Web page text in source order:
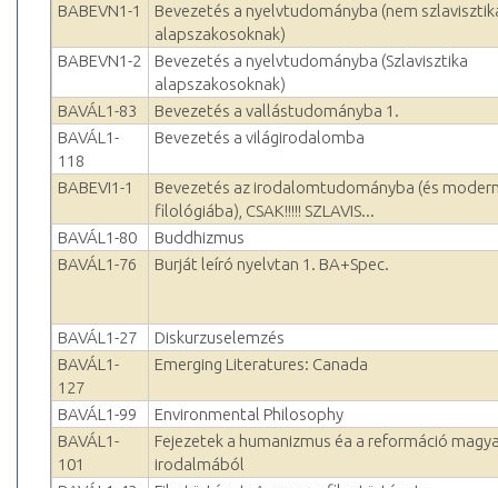
BABEVN1-1
Bevezetés a nyelvtudományba (nem
alapszakosoknak)
BABEVN1-2
Bevezetés a nyelvtudományba (Szlavisztika
alapszakosoknak)
BAVÁL1-83
Bevezetés a vallástudományba 1.
BAVÁL1-
118
Bevezetés a világirodalomba
BABEVI1-1
Bevezetés az irodalomtudományba (és
filológiába), CSAK!!!!! SZLAVIS...
BAVÁL1-80
Buddhizmus
BAVÁL1-76
Burját leíró nyelvtan 1. BA+Spec.
BAVÁL1-27
Diskurzuselemzés
BAVÁL1-
127
Emerging Literatures: Canada
BAVÁL1-99
Environmental Philosophy
BAVÁL1-
101
Fejezetek a humanizmus éa a reformáció
irodalmából